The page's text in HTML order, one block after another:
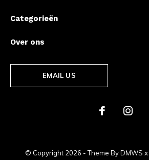
Categorieën
Over ons
EMAIL US
© Copyright 2026 - Theme ByDMWS x